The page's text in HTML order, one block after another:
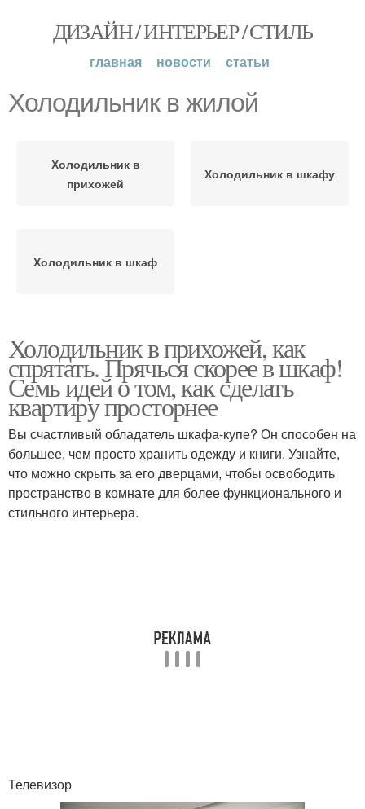
ДИЗАЙН / ИНТЕРЬЕР / СТИЛЬ
главная новости статьи
Холодильник в жилой
Холодильник в
прихожей
Холодильник в шкафу
Холодильник в шкаф
Холодильник в прихожей, как
спрятать. Прячься скорее в шкаф!
Семь идей о том, как сделать
квартиру просторнее
Вы счастливый обладатель шкафа-купе? Он способен на
большее, чем просто хранить одежду и книги. Узнайте,
что можно скрыть за его дверцами, чтобы освободить
пространство в комнате для более функционального и
стильного интерьера.
Телевизор